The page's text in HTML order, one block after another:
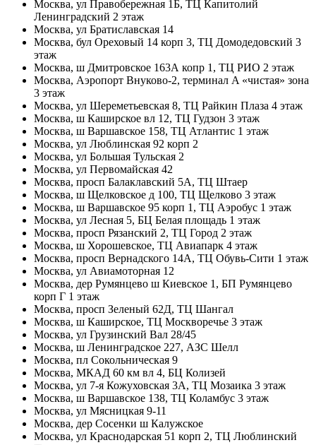
Москва, ул Правобережная 1Б, ТЦ Капитолий
Ленинградский 2 этаж
Москва, ул Братиславская 14
Москва, бул Ореховый 14 корп 3, ТЦ Домодедовский 3
этаж
Москва, ш Дмитровское 163А копр 1, ТЦ РИО 2 этаж
Москва, Аэропорт Внуково-2, терминал A «чистая» зона
3 этаж
Москва, ул Шереметьевская 8, ТЦ Райкин Плаза 4 этаж
Москва, ш Каширское вл 12, ТЦ Гудзон 3 этаж
Москва, ш Варшавское 158, ТЦ Атлантис 1 этаж
Москва, ул Люблинская 92 корп 2
Москва, ул Большая Тульская 2
Москва, ул Первомайская 42
Москва, просп Балаклавский 5А, ТЦ Штаер
Москва, ш Щелковское д 100, ТЦ Щелково 3 этаж
Москва, ш Варшавское 95 корп 1, ТЦ Аэробус 1 этаж
Москва, ул Лесная 5, БЦ Белая площадь 1 этаж
Москва, просп Рязанский 2, ТЦ Город 2 этаж
Москва, ш Хорошевское, ТЦ Авиапарк 4 этаж
Москва, просп Вернадского 14А, ТЦ Обувь-Сити 1 этаж
Москва, ул Авиамоторная 12
Москва, дер Румянцево ш Киевское 1, БП Румянцево
корп Г 1 этаж
Москва, просп Зеленый 62Д, ТЦ Шангал
Москва, ш Каширское, ТЦ Москворечье 3 этаж
Москва, ул Грузинский Вал 28/45
Москва, ш Ленинградское 227, АЗС Шелл
Москва, пл Сокольническая 9
Москва, МКАД 60 км вл 4, БЦ Колизей
Москва, ул 7-я Кожуховская 3А, ТЦ Мозаика 3 этаж
Москва, ш Варшавское 138, ТЦ Коламбус 3 этаж
Москва, ул Мясницкая 9-11
Москва, дер Сосенки ш Калужское
Москва, ул Краснодарская 51 корп 2, ТЦ Люблинский